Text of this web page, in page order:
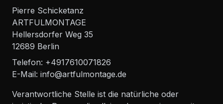
Pierre Schicketanz
ARTFULMONTAGE
Hellersdorfer Weg 35
12689 Berlin
Telefon: +4917610071826
E-Mail: info@artfulmontage.de
Verantwortliche Stelle ist die natürliche oder